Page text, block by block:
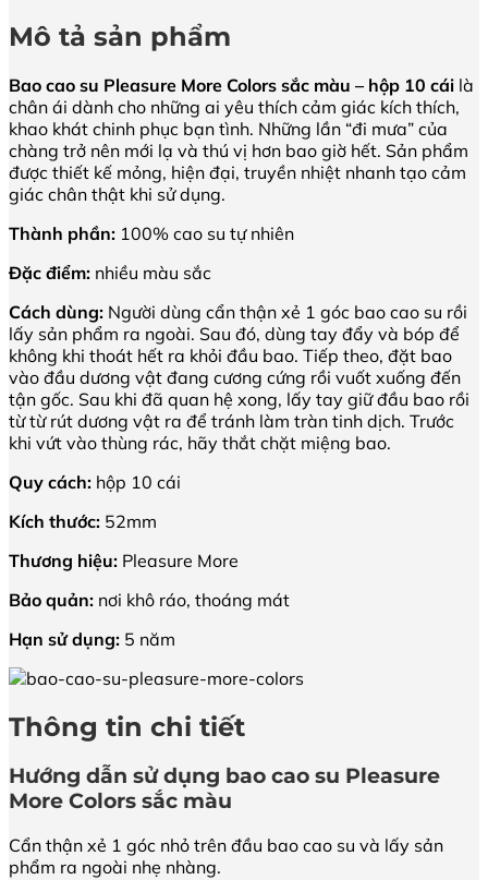
Mô tả sản phẩm
Bao cao su Pleasure More Colors sắc màu – hộp 10 cái là
chân ái dành cho những ai yêu thích cảm giác kích thích,
khao khát chinh phục bạn tình. Những lần “đi mưa” của
chàng trở nên mới lạ và thú vị hơn bao giờ hết. Sản phẩm
được thiết kế mỏng, hiện đại, truyền nhiệt nhanh tạo cảm
giác chân thật khi sử dụng.
Thành phần: 100% cao su tự nhiên
Đặc điểm: nhiều màu sắc
Cách dùng: Người dùng cẩn thận xẻ 1 góc bao cao su rồi
lấy sản phẩm ra ngoài. Sau đó, dùng tay đẩy và bóp để
không khi thoát hết ra khỏi đầu bao. Tiếp theo, đặt bao
vào đầu dương vật đang cương cứng rồi vuốt xuống đến
tận gốc. Sau khi đã quan hệ xong, lấy tay giữ đầu bao rồi
từ từ rút dương vật ra để tránh làm tràn tinh dịch. Trước
khi vứt vào thùng rác, hãy thắt chặt miệng bao.
Quy cách: hộp 10 cái
Kích thước: 52mm
Thương hiệu: Pleasure More
Bảo quản: nơi khô ráo, thoáng mát
Hạn sử dụng: 5 năm
Thông tin chi tiết
Hướng dẫn sử dụng bao cao su Pleasure
More Colors sắc màu
Cẩn thận xẻ 1 góc nhỏ trên đầu bao cao su và lấy sản
phẩm ra ngoài nhẹ nhàng.